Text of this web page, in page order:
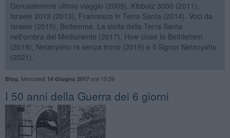
Gerusalemme ultimo viaggio (2009), Kibbutz 3000 (2011),
Israele 2013 (2013), Francesco in Terra Santa (2014). Voci da
Israele (2015), Betlemme. La stella della Terra Santa
nell'ombra del Medioriente (2017), How close to Bethlehem
(2018), Netanyahu re senza trono (2019) e Il Signor Netanyahu
(2021).
Blog Mercoledì 14 Giugno 2017ore 15:26
I 50 anni della Guerra dei 6 giorni